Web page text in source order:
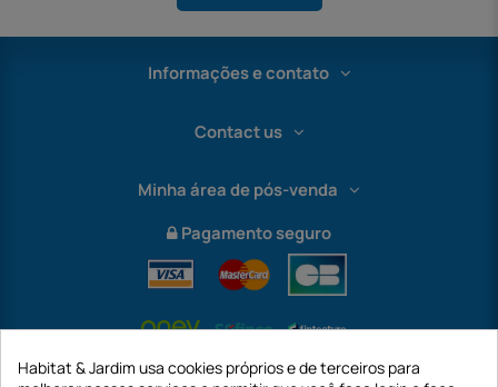
Informações e contato
Contact us
Minha área de pós-venda
Pagamento seguro
Habitat & Jardim usa cookies próprios e de terceiros para